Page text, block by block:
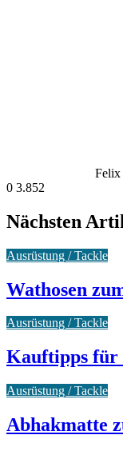
Felix
0 3.852
Nächsten
Ausrüstung / Tackle
Wathosen
Ausrüstung / Tackle
Kauftipps für
Ausrüstung / Tackle
Abhakmatte